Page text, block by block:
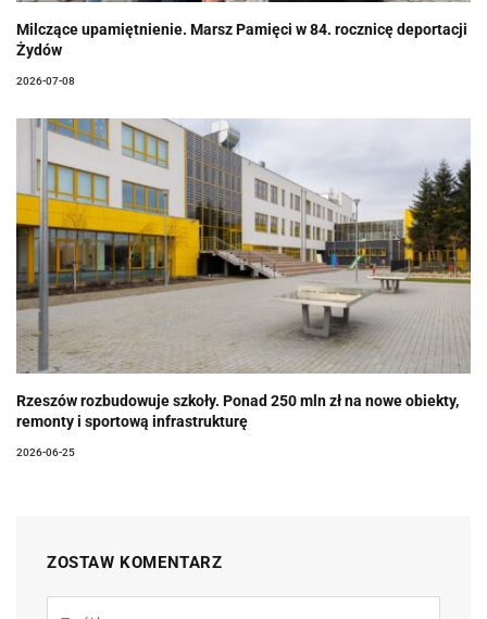
Milczące upamiętnienie. Marsz Pamięci w 84. rocznicę deportacji
Żydów
2026-07-08
Rzeszów rozbudowuje szkoły. Ponad 250 mln zł na nowe obiekty,
remonty i sportową infrastrukturę
2026-06-25
ZOSTAW KOMENTARZ